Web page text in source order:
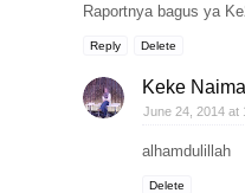
Raportnya bagus ya
Reply Delete
Keke Naima
June 24, 2014 at
alhamdulillah
Delete